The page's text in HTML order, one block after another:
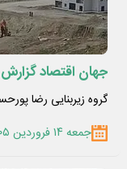
جهان اقتصاد
گروه زیربنایی رضا
جمعه ۱۴ فروردین ۱۴۰۵